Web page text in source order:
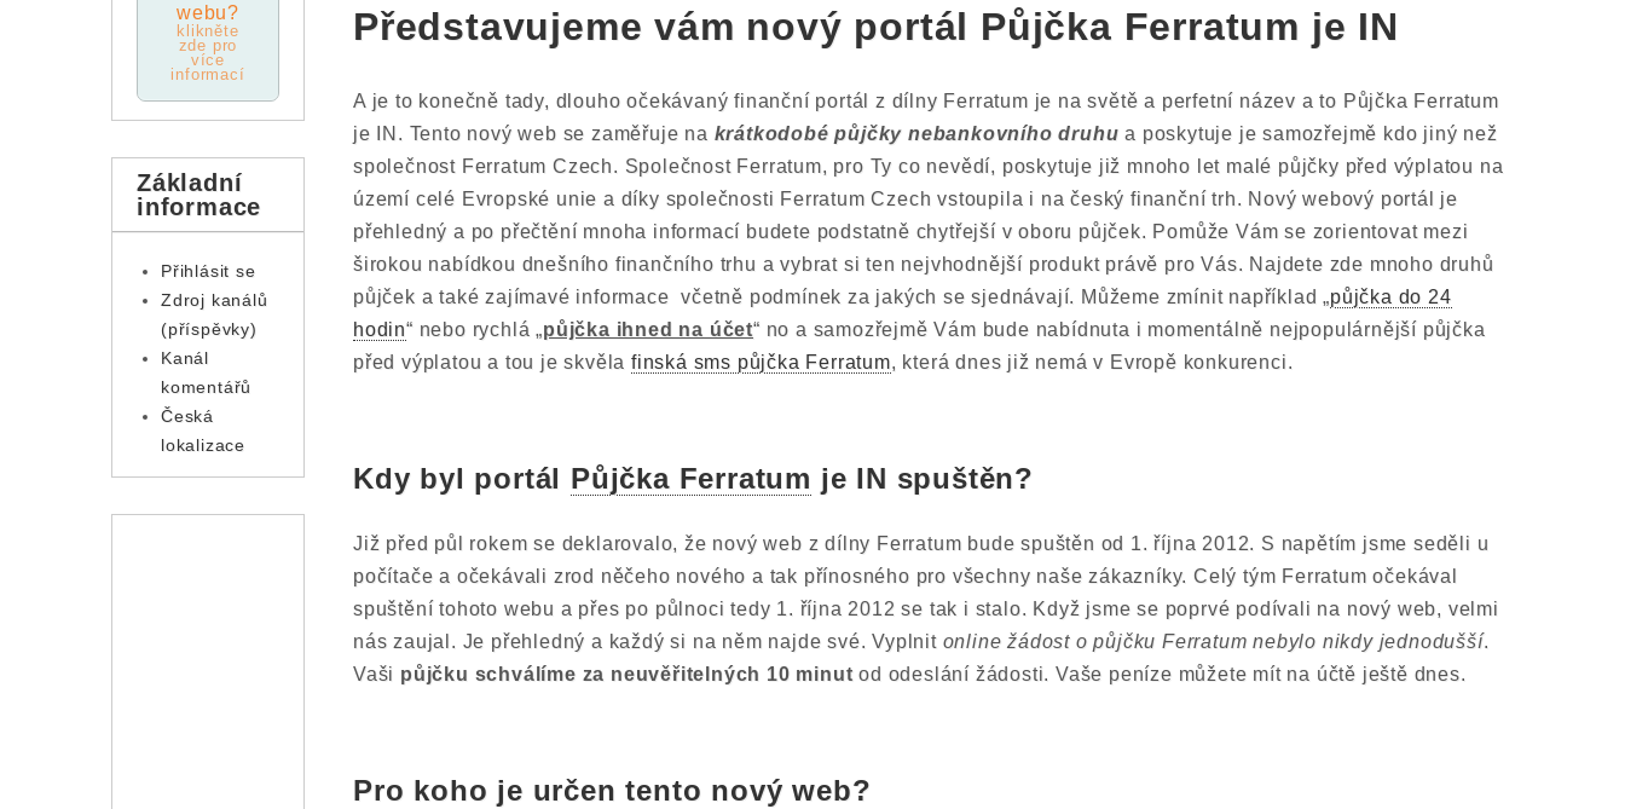
Představujeme vám nový portál Půjčka Ferratum je IN
A je to konečně tady, dlouho očekávaný finanční portál z dílny Ferratum je na světě a perfetní název a to Půjčka Ferratum
je IN. Tento nový web se zaměřuje na krátkodobé půjčky nebankovního druhu a poskytuje je samozřejmě kdo jiný než
společnost Ferratum Czech. Společnost Ferratum, pro Ty co nevědí, poskytuje již mnoho let malé půjčky před výplatou na
území celé Evropské unie a díky společnosti Ferratum Czech vstoupila i na český finanční trh. Nový webový portál je
přehledný a po přečtění mnoha informací budete podstatně chytřejší v oboru půjček. Pomůže Vám se zorientovat mezi
širokou nabídkou dnešního finančního trhu a vybrat si ten nejvhodnější produkt právě pro Vás. Najdete zde mnoho druhů
půjček a také zajímavé informace včetně podmínek za jakých se sjednávají. Můžeme zmínit například „půjčka do 24
hodin“ nebo rychlá „půjčka ihned na účet“ no a samozřejmě Vám bude nabídnuta i momentálně nejpopulárnější půjčka
před výplatou a tou je skvělafinská sms půjčka Ferratum, která dnes již nemá v Evropě konkurenci.
Kdy byl portál Půjčka Ferratum je IN spuštěn?
Již před půl rokem se deklarovalo, že nový web z dílny Ferratum bude spuštěn od 1. října 2012. S napětím jsme seděli u
počítače a očekávali zrod něčeho nového a tak přínosného pro všechny naše zákazníky. Celý tým Ferratum očekával
spuštění tohoto webu a přes po půlnoci tedy 1. října 2012 se tak i stalo. Když jsme se poprvé podívali na nový web, velmi
nás zaujal. Je přehledný a každý si na něm najde své. Vyplnit online žádost o půjčku Ferratum nebylo nikdy jednodušší.
Vaši půjčku schválíme za neuvěřitelných 10 minut od odeslání žádosti. Vaše peníze můžete mít na účtě ještě dnes.
Pro koho je určen tento nový web?
webu?
klikněte
zde pro
více
informací
Základní
informace
Přihlásit se
Zdroj kanálů
(příspěvky)
Kanál
komentářů
Česká
lokalizace